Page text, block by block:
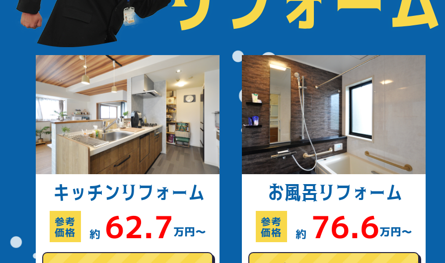
キッチンリフォーム
参考
価格 約 62.7万円〜
お風呂リフォーム
参考
価格 約 76.6万円〜